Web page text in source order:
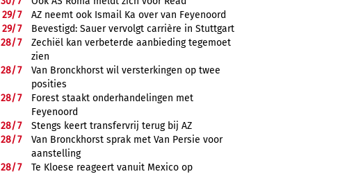
29/7
AZ neemt ook Ismail Ka over van Feyenoord
29/7
Bevestigd: Sauer vervolgt carrière in Stuttgart
28/7
Zechiël kan verbeterde aanbieding tegemoet
zien
28/7
Van Bronckhorst wil versterkingen op twee
posities
28/7
Forest staakt onderhandelingen met
Feyenoord
28/7
Stengs keert transfervrij terug bij AZ
28/7
Van Bronckhorst sprak met Van Persie voor
aanstelling
28/7
Te Kloese reageert vanuit Mexico op